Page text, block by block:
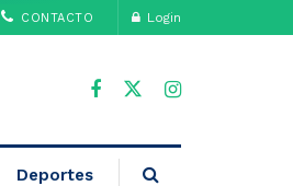
CONTACTO Login
Deportes